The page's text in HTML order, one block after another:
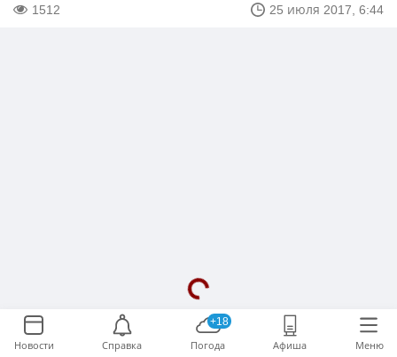
1512 25 июля 2017, 6:44
Новости Справка
+18
Погода Афиша Меню